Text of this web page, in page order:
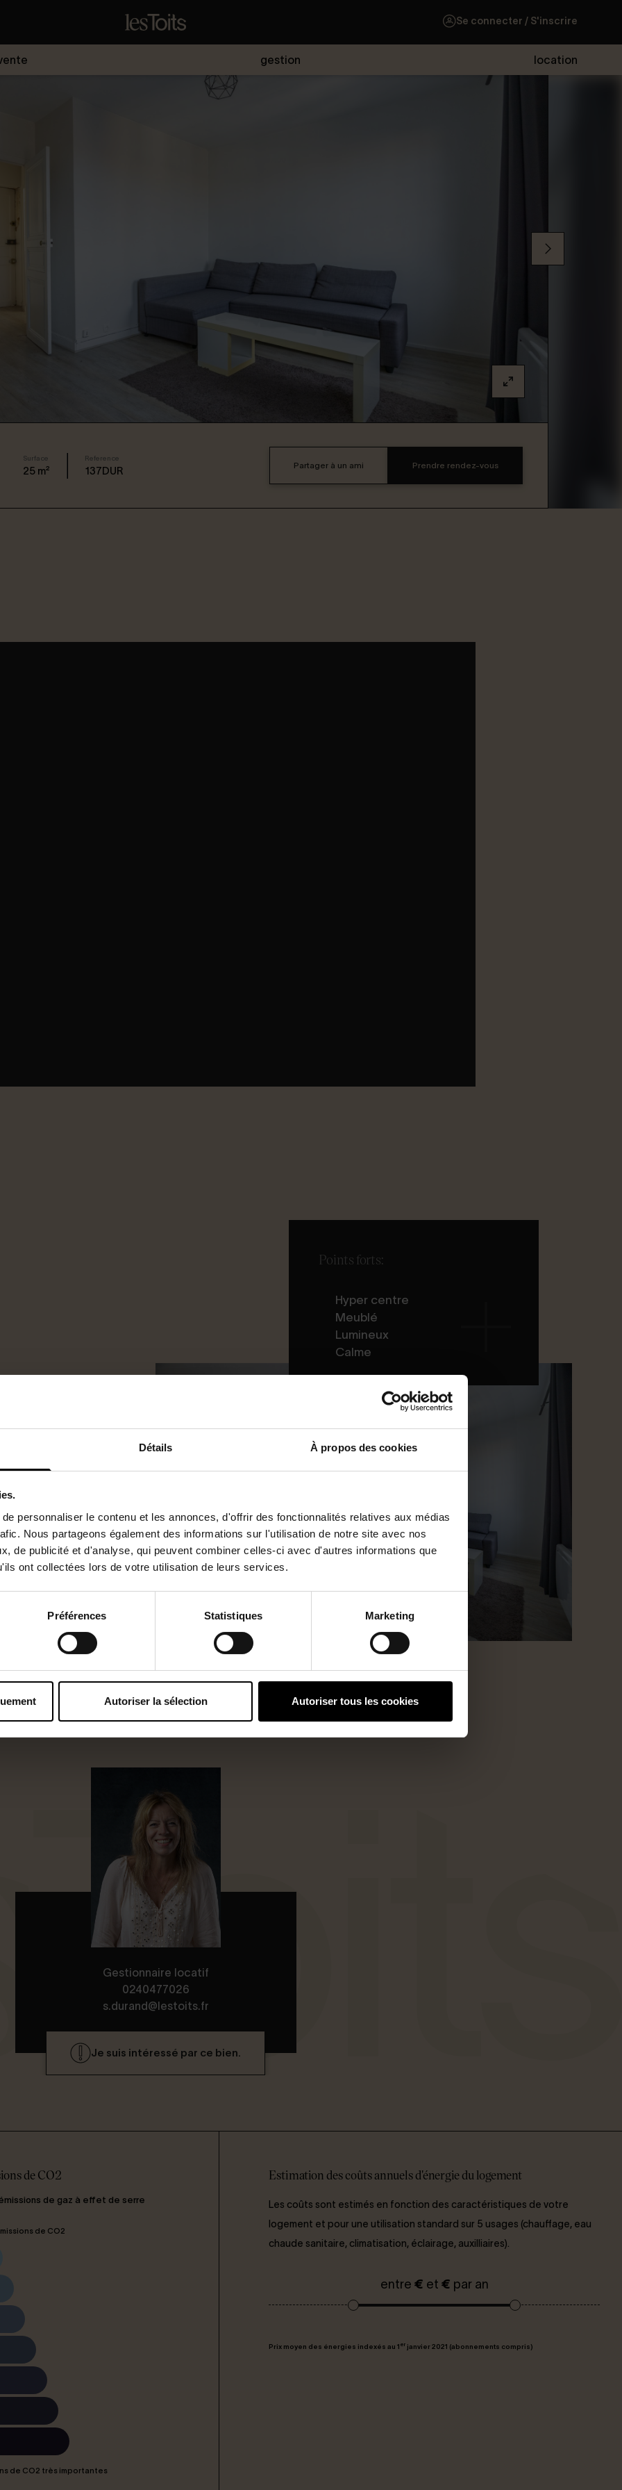
Détails À propos des cookies
personnaliser le contenu et les annonces, d'offrir des fonctionnalités relatives aux médias
Nous partageons également des informations sur l'utilisation de notre site avec nos
de publicité et d'analyse, qui peuvent combiner celles-ci avec d'autres informations que
ont collectées lors de votre utilisation de leurs services.
Préférences Statistiques Marketing
Autoriser la sélection Autoriser tous les cookies
Se connecter / S'inscrire
gestion location
Surface
25 m²
Reference
137DUR Partager à un ami Prendre rendez-vous
Points forts:
Hyper centre
Meublé
Lumineux
Calme
Gestionnaire locatif
0240477026
s.durand@lestoits.fr
Je suis intéressé par ce bien.
de CO2
de gaz à effet de serre
de CO2
de CO2 très importantes
Estimation des coûts annuels d'énergie du logement
Les coûts sont estimés en fonction des caractéristiques de votre
logement et pour une utilisation standard sur 5 usages (chauffage, eau
chaude sanitaire, climatisation, éclairage, auxilliaires).
entre € et € par an
Prix moyen des énergies indexés au 1 er janvier 2021 (abonnements compris)